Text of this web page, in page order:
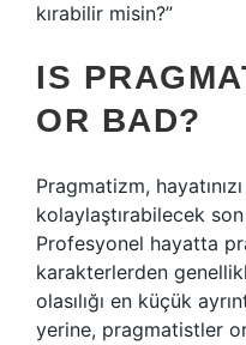
kırabilir misin?”
IS
OR BAD?
Pragmatizm,
kolaylaştırabilecek
Profesyonel hayatta
karakterlerden
olasılığı en küçük
yerine, pragmatistler